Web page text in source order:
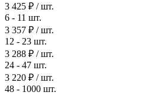
3 425 ₽ / шт.
6 - 11 шт.
3 357 ₽ / шт.
12 - 23 шт.
3 288 ₽ / шт.
24 - 47 шт.
3 220 ₽ / шт.
48 - 1000 шт.